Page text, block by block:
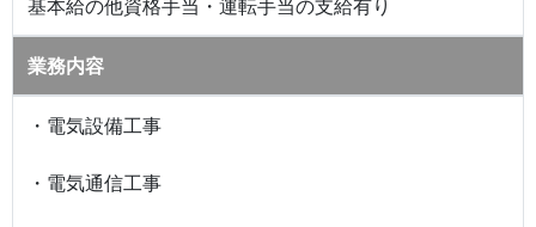
基本給の他資格手当・運転手当の支給有り
業務内容
・電気設備工事
・電気通信工事